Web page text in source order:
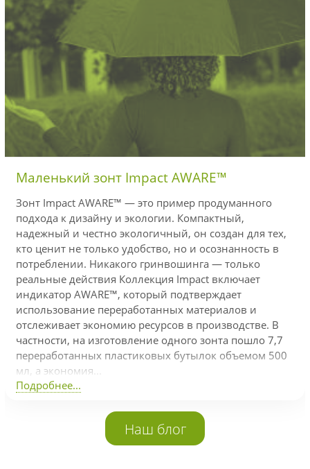
Маленький зонт Impact AWARE™
Зонт Impact AWARE™ — это пример продуманного
подхода к дизайну и экологии. Компактный,
надежный и честно экологичный, он создан для тех,
кто ценит не только удобство, но и осознанность в
потреблении. Никакого гринвошинга — только
реальные действия Коллекция Impact включает
индикатор AWARE™, который подтверждает
использование переработанных материалов и
отслеживает экономию ресурсов в производстве. В
частности, на изготовление одного зонта пошло 7,7
переработанных пластиковых бутылок объемом 500
мл, а экономия...
Подробнее...
Наш блог